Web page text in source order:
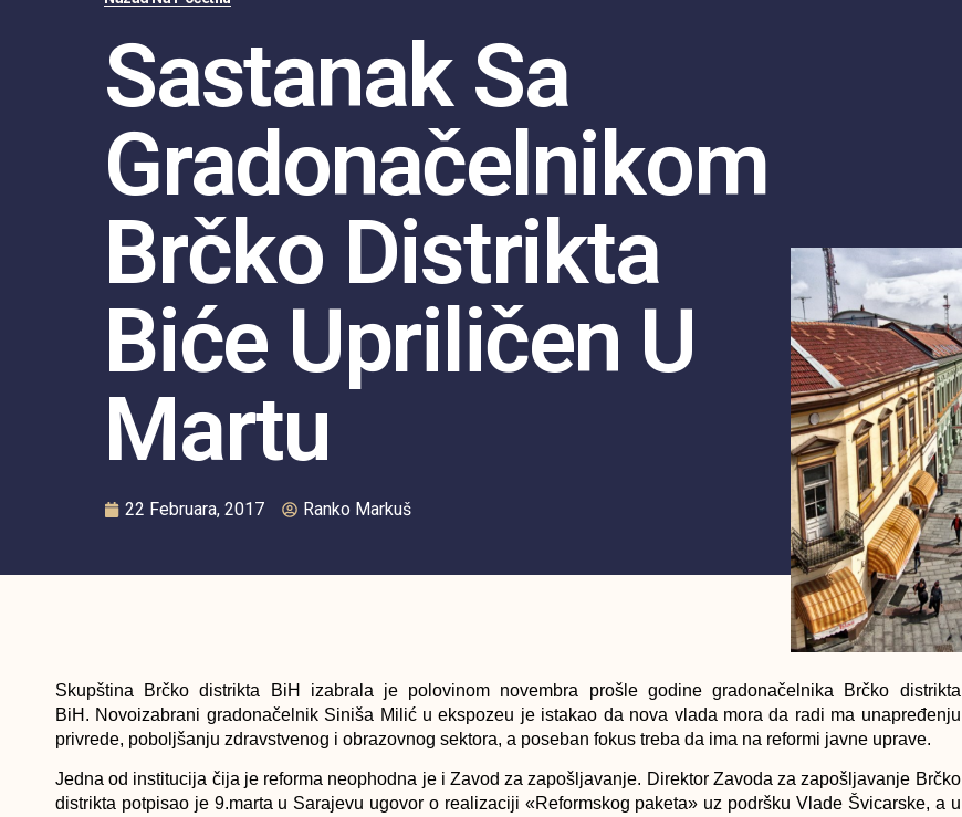
Sastanak Sa
Gradonačelnikom
Brčko Distrikta
Biće Upriličen U
Martu
22 Februara, 2017 Ranko Markuš
Skupština Brčko distrikta BiH izabrala je polovinom novembra prošle godine gradonačelnika Brčko distrikta
BiH. Novoizabrani gradonačelnik Siniša Milić u ekspozeu je istakao da nova vlada mora da radi ma unapređenju
privrede, poboljšanju zdravstvenog i obrazovnog sektora, a poseban fokus treba da ima na reformi javne uprave.
Jedna od institucija čija je reforma neophodna je i Zavod za zapošljavanje. Direktor Zavoda za zapošljavanje Brčko
distrikta potpisao je 9.marta u Sarajevu ugovor o realizaciji «Reformskog paketa» uz podršku Vlade Švicarske, a u